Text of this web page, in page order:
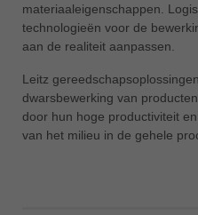
中国
ประเทศ
Україна
yкраїнська
materiaaleigenschappen.
technologieën voor de
aan de realiteit aanpassen.
Leitz
dwarsbewerking van
door hun hoge productiviteit
van het milieu in de gehele